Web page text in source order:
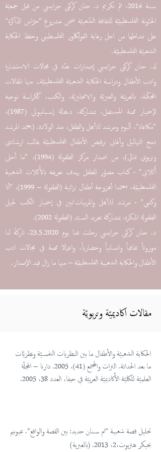
سنة 2014، تمّ تكريم د. حنان كركبي جرايسي من قبل جمعيّة
الحنّونة الفلسطينيّة للثقافة الشّعبيّة ضمن مشروع "حرّاس الذّاكرة"
على نشاطها من اجل رعاية الفولكلور الفلسطيني وحفظ الحكاية
الشعبيّة الفلسطينيّة.
لد. حنان كركبي جرايسي إصدارات عدّة في مجالات الاستشارة
وادب الأطفال ودراسة الحكاية الشعبيّة الفلسطينيّةـ، منها المقالات
المحكّمة، بالعربيّة والعبريّة والانجليزيّة، والكتب، ككراسة توجيه
لإختيار مهنة المستقبل، بمشاركة، د.هالة إسبانيولي (1987)،
"مكاغاة"، ألبوم ومرشد للأهل والطفل، منذ الولادة. (يعتمد المرشد
دمج التهاليل وأغاني ترقيص الأطفال الفلسطينيّة بقالب ارشادي
وتربوي نمائي)، من اصدار مركز الطفولة (1994)، "ما أحلى
أكلاتي" - كتاب مصوّر للطفل يهدف تعريفه بالأكلات الشعبية
الفلسطينيّة، معتمدا أهزوجة أطفال تراثية (الطفولة – 1999)، "أنا
وكتبي" - مرشد للأهل والمربيات/بين في إختيار الكتب لجيل
الطفولة المبكرة، بمشاركة تغريد السيّد (الطفولة 2002).
د. حنان كركبي جرايسي رحلت عنا يوم 23.5.2020، تاركةً لنا
موروثاً ثقافياً وانسانياً وحضارياً، واعمالا مهمة في مجالات ادب
الأطفال والحكاية الشعبية الفلسطينيّة – منها ما زال قيد الإصدار.
مقالات اكاديميّة وتربويّة
الحكاية الشعبيّة والأطفال ما بين النظريات النفسيّة ونظريّات
ما بعد الحداثة. التراث والمجتمع (41)، 2005. دارنا – المجلّة
العلميّة للكليّة الأكاديميّة العربيّة في حيفا، العدد 38، 2005.
تحليل قصة شعبية "ام سنان حديد: بين القصة والواقع". عيونيم
بحيكر هتربوت،2، 2013. (بالعبرية)